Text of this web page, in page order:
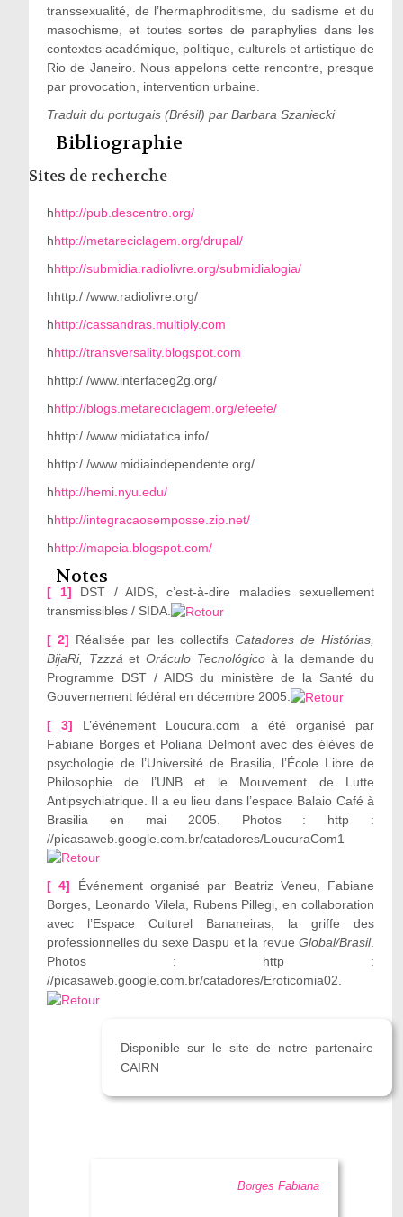
transsexualité, de l’hermaphroditisme, du sadisme et du
masochisme, et toutes sortes de paraphylies dans les
contextes académique, politique, culturels et artistique de
Rio de Janeiro. Nous appelons cette rencontre, presque
par provocation, intervention urbaine.
Traduit du portugais (Brésil) par Barbara Szaniecki
Bibliographie
Sites de recherche
hhttp://pub.descentro.org/
hhttp://metareciclagem.org/drupal/
hhttp://submidia.radiolivre.org/submidialogia/
hhttp:/ /www.radiolivre.org/
hhttp://cassandras.multiply.com
hhttp://transversality.blogspot.com
hhttp:/ /www.interfaceg2g.org/
hhttp://blogs.metareciclagem.org/efeefe/
hhttp:/ /www.midiatatica.info/
hhttp:/ /www.midiaindependente.org/
hhttp://hemi.nyu.edu/
hhttp://integracaosemposse.zip.net/
hhttp://mapeia.blogspot.com/
Notes
[ 1] DST / AIDS, c’est-à-dire maladies sexuellement
transmissibles / SIDA.
[ 2] Réalisée par les collectifs Catadores de Histórias,
BijaRi, Tzzzá et Oráculo Tecnológicoà la demande du
Programme DST / AIDS du ministère de la Santé du
Gouvernement fédéral en décembre 2005.
[ 3] L’événement Loucura.com a été organisé par
Fabiane Borges et Poliana Delmont avec des élèves de
psychologie de l’Université de Brasilia, l’École Libre de
Philosophie de l’UNB et le Mouvement de Lutte
Antipsychiatrique. Il a eu lieu dans l’espace Balaio Café à
Brasilia en mai 2005. Photos : http :
//picasaweb.google.com.br/catadores/LoucuraCom1
[ 4] Événement organisé par Beatriz Veneu, Fabiane
Borges, Leonardo Vilela, Rubens Pillegi, en collaboration
avec l’Espace Culturel Bananeiras, la griffe des
professionnelles du sexe Daspu et la revueGlobal/Brasil.
Photos : http :
//picasaweb.google.com.br/catadores/Eroticomia02.
Disponible sur le site de notre partenaire
CAIRN
Borges Fabiana